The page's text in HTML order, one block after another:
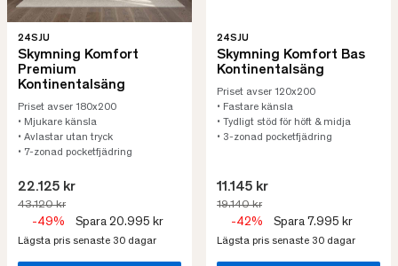
24SJU
Skymning Komfort
Premium
Kontinentalsäng
Priset avser 180x200
• Mjukare känsla
• Avlastar utan tryck
• 7-zonad pocketfjädring
22.125 kr
43.120 kr
-49% Spara 20.995 kr
Lägsta pris senaste 30 dagar
24SJU
Skymning Komfort Bas
Kontinentalsäng
Priset avser 120x200
• Fastare känsla
• Tydligt stöd för höft & midja
• 3-zonad pocketfjädring
11.145 kr
19.140 kr
-42% Spara 7.995 kr
Lägsta pris senaste 30 dagar